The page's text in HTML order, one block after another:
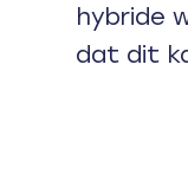
hybride
dat dit